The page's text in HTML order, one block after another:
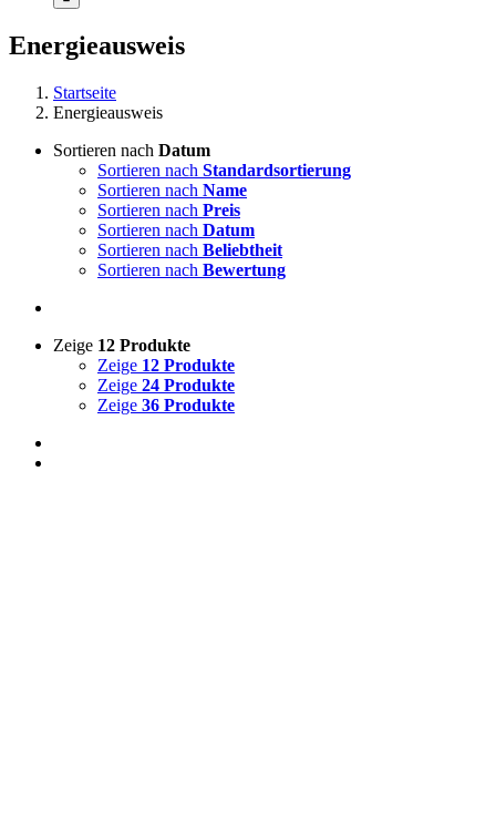
Energieausweis
Startseite
Energieausweis
Sortieren nach Datum
Sortieren nach Standardsortierung
Sortieren nach Name
Sortieren nach Preis
Sortieren nach Datum
Sortieren nach Beliebtheit
Sortieren nach Bewertung
Zeige 12 Produkte
Zeige 12 Produkte
Zeige 24 Produkte
Zeige 36 Produkte